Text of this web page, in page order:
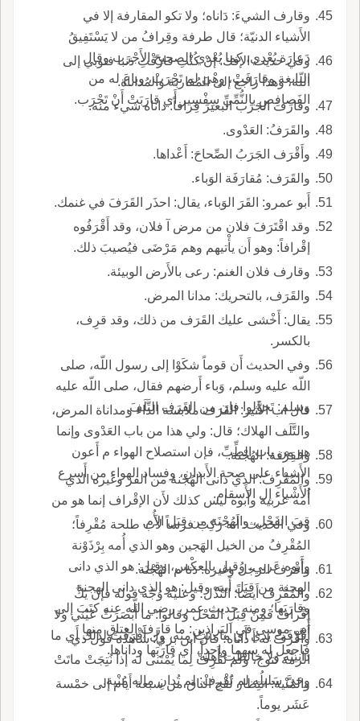
وقارف الشيءَ: دَاناه؛ ولا تكو المقارفة إلا في
الأَشياء الدنيّة؛ قال طرفة وقِرافُ من لا يَسْتَفِيقُ
دَعارَة يُعْدي، كما يُعْدي الصحيحَ الأَجْرَب وقال
النابغة وقارَفَتْ، وهْيَ لم تَجْرَبْ، وباعَ له من
الفَصافِصِ بالنُّمِّيِّ سِفْسِير أَي قارَبَتْ أَنْ تَجْرَب.
وفي حديث الإفك: إنْ كُنْتِ قارَفْتِ ذنبا فتوبي إلى
اللّه، وهذا راجع إلى المُقاربة والمُداناة.
وقارَفَ الجَرَب البعيرَ قِرافاً: داناه شيء منه.
والقَرَفُ: العَدْوى.
وأَقْرَف الجَرَبُ الصِّحاحَ: أَعْداها.
والقَرَف: مُقارَفَة الوَباء.
أَبو عمرو: القَرَ الوَباء، يقال: احذَر القَرَفَ في غنمك.
وقد اقْتَرَفَ فلان من مرض آ فلان، وقد أَقْرَفُوه
إقْرافاً: وهو أَن يأْتيهم وهم مَرْضَى فيُصيبَ ذلك.
وقارف فلان الغنم: رعى بالأَرض الوبيئة.
والقَرَف، بالتحريك: مدانا المرض.
يقال: أَخْشى عليك القَرَف من ذلك، وقد قرِف،
بالكسر.
وفي الحديث أَن قوماً شكَوْا إلى رسول اللّه، صلى
اللّه عليه وسلم، وَباء أَرضهم فقال، صلى اللّه عليه
وسلم: تَحوَّلوا فإن من القَرَف التَّلَفَ.قال اب الأَثير: القَرَف ملابسة الداء ومداناة المرض،
والتَّلَف الهلاك؛ قال: ولي هذا من باب العَدْوى وإنما
هو من باب الطِّبِّ، فإن استصلاح الهواء م أَعون
الأَشياء على صحة الأَبدان، وفساد الهواء من أَسرع
الأَشْياء إل الأَسقام.
والقِرْفة: الهُجْنة.
والمُقْرِفُ: الذي دانى الهُجْنة من الفر وغيره الذي
أُمه عربية وأَبوه ليس كذلك لأَن الإقْراف إنما هو من
قِبَ الفَحْل، والهُجْنَة من قِبَل الأُم.
وفي الحديث: أَنه رَكِبَ فرساً لأَب طلحة مُقْرِفاً؛
المُقْرِفُ من الخيل الهَجين وهو الذي أُمه بِرْذَوْنة
وأَبوه عَربي، وقيل بالعكْس، وقيل: هو الذي دانى
الهجنة من قِبَل أَبيه وقيل: هو الذي دانى الهجنة
وقارَبَها؛ ومنه حديث عمر، رضي اللّه عنه كتَبَ إلى
أَبي موسى في البَراذين: ما قارَفَ العِتاق منها
فاجعل له سهما واحداً، أَي قارَبَها وداناها.
وأَقْرَفَ الرجلُ وغيره: دَنا م الهُجْنَة.
والمُقْرِف أَيضاً: النَّذْل؛ وعليه وُجّه قوله فإن يَكُ
إقْرافٌ فَمِنْ قِبَلِ الفَحْل وقالوا: ما أَبْصَرَتْ عَيْني ولا
أَقْرَفَتْ يدي أَي ما دنَتْ منه، ول أَقْرَفْتُ لذلك أَي ما
دانيتُه ولا خالطت أَهله.
وأَقْرَفَ له أَ داناه؛ قال ابن بري: شاهده قول ذي
الرمة نَتوج، ولم تُقْرِفْ لِما يُمْتَنى له إذا نُتِجَتْ ماتَتْ
وحَيَّ سَليلُه لم تُقْرِفْ: لم تُدانِ ماله مُنْية.
والمُنْية: انتِظار لَقْح الناق من سبعة أَيام إلى خمْسة
عَشَر يوماً.